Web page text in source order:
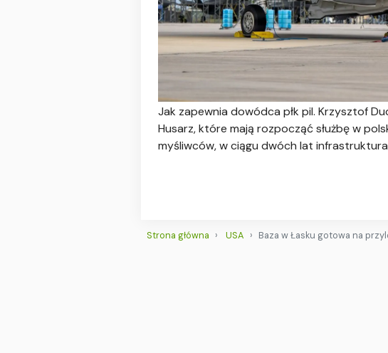
Jak zapewnia dowódca płk pil. Krzysztof
Husarz, które mają rozpocząć służbę w
myśliwców, w ciągu dwóch lat
Strona główna USA Baza w Łasku gotowa na